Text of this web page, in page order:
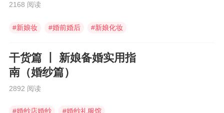
2168 阅读
#新娘妆 #婚前婚后 #新娘化妆
干货篇 丨 新娘备婚实用指
南（婚纱篇）
2892 阅读
#婚纱店婚纱 #婚纱礼服馆